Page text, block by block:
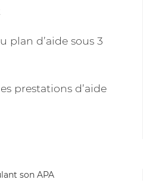
plan d’aide sous 3
prestations d’aide